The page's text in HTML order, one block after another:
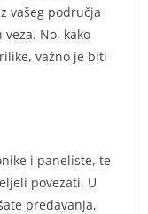
vašeg područja
No, kako
važno je biti
i paneliste, te
povezati. U
predavanja,